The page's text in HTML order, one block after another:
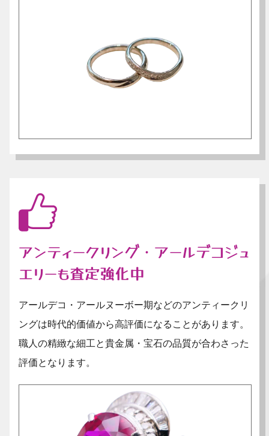
アンティークリング・アールデコジュ
エリーも査定強化中
アールデコ・アールヌーボー期などのアンティークリ
ングは時代的価値から高評価になることがあります。
職人の精緻な細工と貴金属・宝石の品質が合わさった
評価となります。